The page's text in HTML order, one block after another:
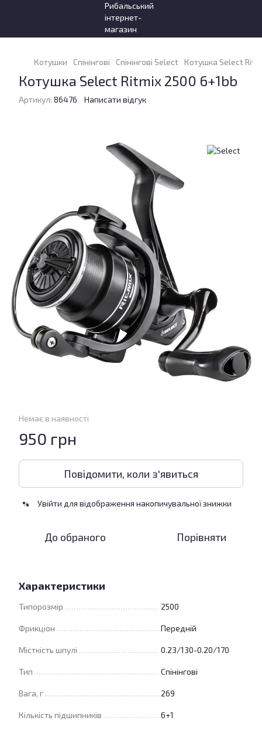
Котушки Спінінгові Спінінгові Select Котушка Select
Котушка Select Ritmix 2500 6+1bb
Артикул: 86476 Написати відгук
Немає в наявності
950 грн
Повідомити, коли з'явиться
% Увійти для відображення накопичувальної знижки
До обраного Порівняти
Характеристики
Типорозмір 2500
Фрикціон Передній
Місткість шпулі 0.23/130-0.20/170
Тип Спінінгові
Вага, г 269
Кількість підшипників 6+1